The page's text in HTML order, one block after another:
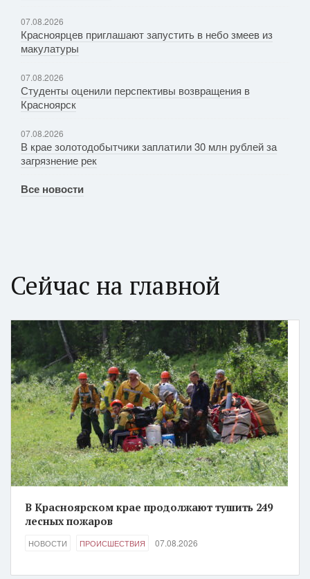
07.08.2026
Красноярцев приглашают запустить в небо змеев из
макулатуры
07.08.2026
Студенты оценили перспективы возвращения в
Красноярск
07.08.2026
В крае золотодобытчики заплатили 30 млн рублей за
загрязнение рек
Все новости
Сейчас на главной
В Красноярском крае продолжают тушить 249
лесных пожаров
НОВОСТИ ПРОИСШЕСТВИЯ 07.08.2026